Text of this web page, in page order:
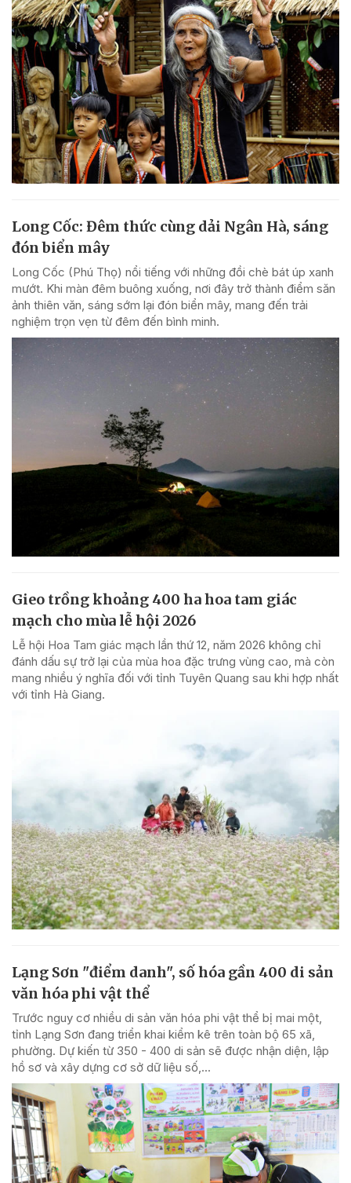
Long Cốc: Đêm thức cùng dải Ngân Hà, sáng
đón biển mây
Long Cốc (Phú Thọ) nổi tiếng với những đồi chè bát úp xanh
mướt. Khi màn đêm buông xuống, nơi đây trở thành điểm săn
ảnh thiên văn, sáng sớm lại đón biển mây, mang đến trải
nghiệm trọn vẹn từ đêm đến bình minh.
Gieo trồng khoảng 400 ha hoa tam giác
mạch cho mùa lễ hội 2026
Lễ hội Hoa Tam giác mạch lần thứ 12, năm 2026 không chỉ
đánh dấu sự trở lại của mùa hoa đặc trưng vùng cao, mà còn
mang nhiều ý nghĩa đối với tỉnh Tuyên Quang sau khi hợp nhất
với tỉnh Hà Giang.
Lạng Sơn "điểm danh", số hóa gần 400 di sản
văn hóa phi vật thể
Trước nguy cơ nhiều di sản văn hóa phi vật thể bị mai một,
tỉnh Lạng Sơn đang triển khai kiểm kê trên toàn bộ 65 xã,
phường. Dự kiến từ 350 - 400 di sản sẽ được nhận diện, lập
hồ sơ và xây dựng cơ sở dữ liệu số,...